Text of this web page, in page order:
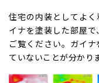
住宅の内装としてよ
イナを塗装した部屋
ご覧ください。ガイ
ていないことが分かり